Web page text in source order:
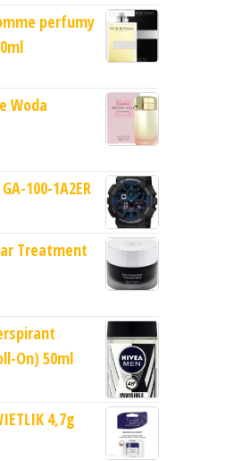
perfumy
Woda
100-1A2ER
Treatment
On) 50ml
4,7g